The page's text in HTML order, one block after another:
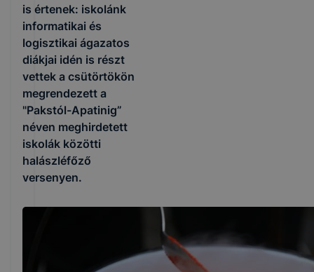
is értenek: iskolánk
informatikai és
logisztikai ágazatos
diákjai idén is részt
vettek a csütörtökön
megrendezett a
"Pakstól-Apatinig”
néven meghirdetett
iskolák közötti
halászléfőző
versenyen.